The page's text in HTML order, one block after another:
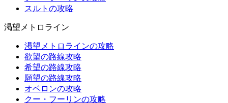
スルトの攻略
渇望メトロライン
渇望メトロラインの攻略
欲望の路線攻略
希望の路線攻略
願望の路線攻略
オベロンの攻略
クー・フーリンの攻略